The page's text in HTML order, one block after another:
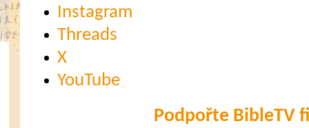
Instagram
Threads
X
YouTube
Podpořte BibleTV